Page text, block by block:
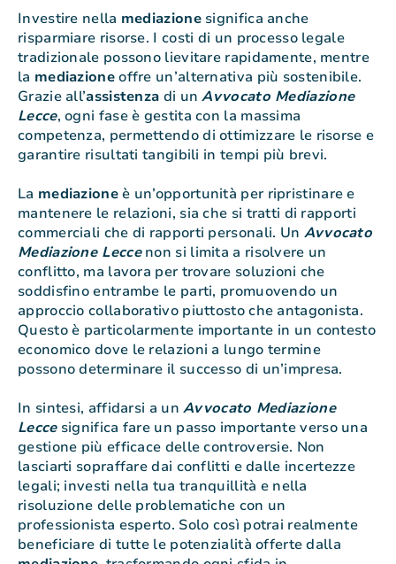
Investire nella mediazionesignifica anche
risparmiare risorse. I costi di un processo legale
tradizionale possono lievitare rapidamente, mentre
la mediazioneoffre un’alternativa più sostenibile.
Grazie all’assistenza di unAvvocato Mediazione
Lecce, ogni fase è gestita con la massima
competenza, permettendo di ottimizzare le risorse e
garantire risultati tangibili in tempi più brevi.
La mediazioneè un’opportunità per ripristinare e
mantenere le relazioni, sia che si tratti di rapporti
commerciali che di rapporti personali. Un Avvocato
Mediazione Leccenon si limita a risolvere un
conflitto, ma lavora per trovare soluzioni che
soddisfino entrambe le parti, promuovendo un
approccio collaborativo piuttosto che antagonista.
Questo è particolarmente importante in un contesto
economico dove le relazioni a lungo termine
possono determinare il successo di un’impresa.
In sintesi, affidarsi a unAvvocato Mediazione
Leccesignifica fare un passo importante verso una
gestione più efficace delle controversie. Non
lasciarti sopraffare dai conflitti e dalle incertezze
legali; investi nella tua tranquillità e nella
risoluzione delle problematiche con un
professionista esperto. Solo così potrai realmente
beneficiare di tutte le potenzialità offerte dalla